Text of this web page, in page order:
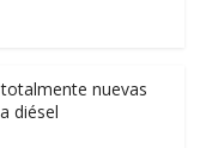
nuevas
diésel